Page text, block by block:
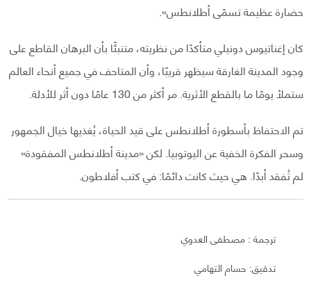
حضارة عظيمة تسمّى أطلانطس».
كان إغناتيوس دونيلي متأكدًا من نظريته، متنبئًا بأن البرهان القاطع على
وجود المدينة الغارقة سيظهر قريبًا، وأن المتاحف في جميع أنحاء العالم
ستملأ يومًا ما بالقطع الأثرية. مر أكثر من 130 عامًا دون أثر للأدلة.
تم الاحتفاظ بأسطورة أطلانطس على قيد الحياة، يُغذيها خيال الجمهور
وسحر الفكرة الخفية عن اليوتوبيا. لكن «مدينة أطلانطس المفقودة»
لم تُفقد أبدًا. هي حيث كانت دائمًا: في كتب أفلاطون.
ترجمة : مصطفى العدوي
تدقيق: حسام التهامي